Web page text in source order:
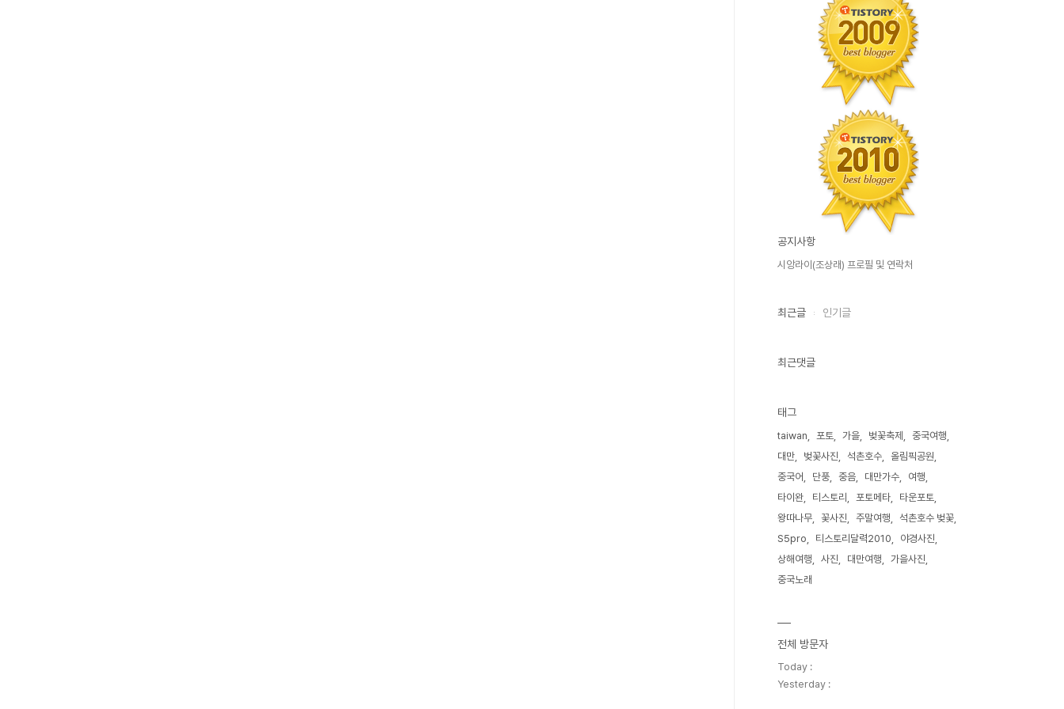
공지사항
시앙라이(조상래) 프로필 및 연락처
최근글 인기글
최근댓글
태그
taiwan 포토 가을 벚꽃축제
중국여행
대만
벚꽃사진 석촌호수
올림픽공원
중국어
단풍 중음 대만가수
여행
타이완
티스토리 포토메타
타운포토
왕따나무
꽃사진 주말여행
석촌호수 벚꽃
S5pro
티스토리달력2010
야경사진
상해여행
사진 대만여행
가을사진
중국노래
전체 방문자
Today :
Yesterday :